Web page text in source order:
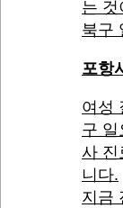
는 것
북구
포항
여성
구 일
사 진
니다.
지금